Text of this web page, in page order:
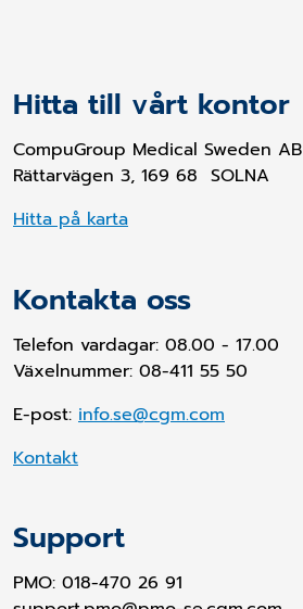
Hitta till vårt kontor
CompuGroup Medical Sweden AB
Rättarvägen 3, 169 68 SOLNA
Hitta på karta
Kontakta oss
Telefon vardagar: 08.00 - 17.00
Växelnummer: 08-411 55 50
E-post: info.se@cgm.com
Kontakt
Support
PMO: 018-470 26 91